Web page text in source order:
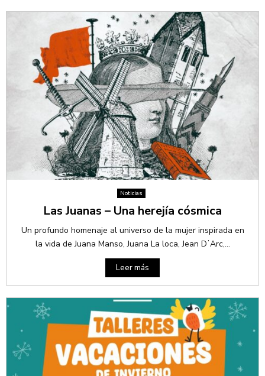
Noticias
Las Juanas – Una herejía cósmica
Un profundo homenaje al universo de la mujer inspirada en
la vida de Juana Manso, Juana La loca, Jean DʼArc,...
Leer más